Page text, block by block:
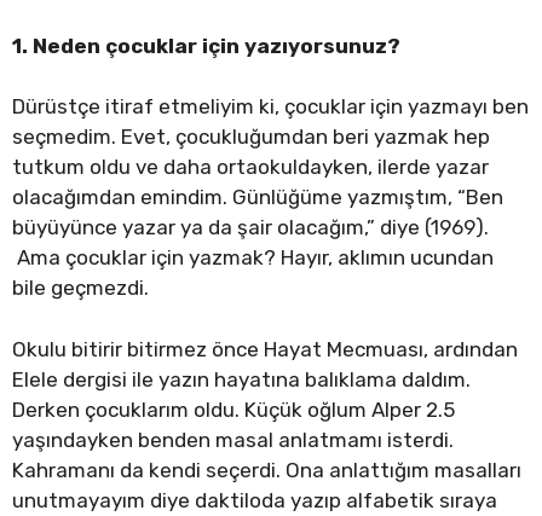
1. Neden çocuklar için yazıyorsunuz?
Dürüstçe itiraf etmeliyim ki, çocuklar için yazmayı ben
seçmedim. Evet, çocukluğumdan beri yazmak hep
tutkum oldu ve daha ortaokuldayken, ilerde yazar
olacağımdan emindim. Günlüğüme yazmıştım, “Ben
büyüyünce yazar ya da şair olacağım,” diye (1969).
Ama çocuklar için yazmak? Hayır, aklımın ucundan
bile geçmezdi.
Okulu bitirir bitirmez önce Hayat Mecmuası, ardından
Elele dergisi ile yazın hayatına balıklama daldım.
Derken çocuklarım oldu. Küçük oğlum Alper 2.5
yaşındayken benden masal anlatmamı isterdi.
Kahramanı da kendi seçerdi. Ona anlattığım masalları
unutmayayım diye daktiloda yazıp alfabetik sıraya